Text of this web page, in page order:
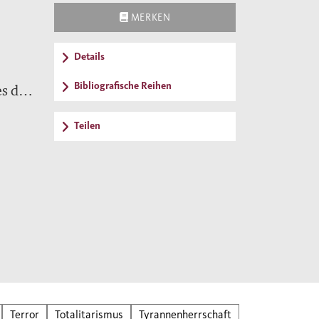
der
MERKEN
Details
Bibliografische Reihen
Teilen
Terror Totalitarismus
Tyrannenherrschaft